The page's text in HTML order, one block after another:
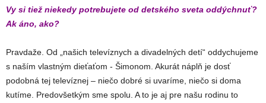
Vy si tiež niekedy potrebujete od detského sveta oddýchnuť?
Ak áno, ako?
Pravdaže. Od „našich televíznych a divadelných detí“ oddychujeme
s naším vlastným dieťaťom - Šimonom. Akurát náplň je dosť
podobná tej televíznej – niečo dobré si uvaríme, niečo si doma
kutíme. Predovšetkým sme spolu. A to je aj pre našu rodinu to